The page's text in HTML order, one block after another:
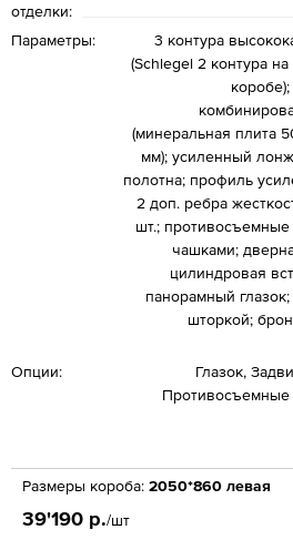
отделки:
Параметры:
3 контура
(Schlegel 2 контура
(минеральная плита
мм); усиленный
полотна; профиль
2 доп. ребра
шт.;
чашками;
цилиндровая
панорамный
шторкой;
Опции:
Глазок,
Противосъемные
Размеры короба: 2050*860 левая
39'190 р./шт